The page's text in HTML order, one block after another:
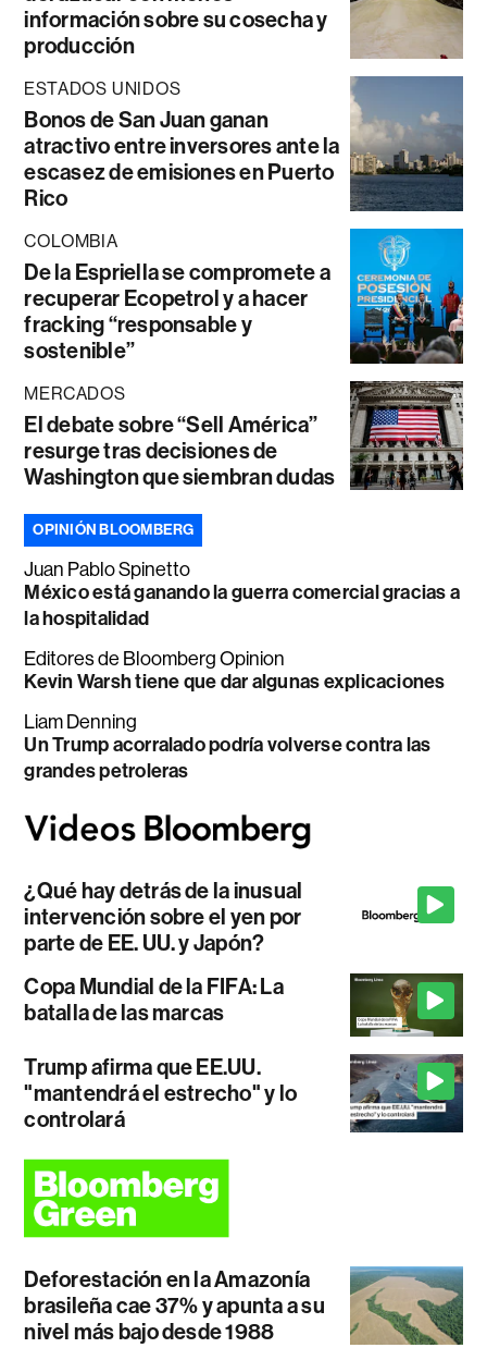
información sobre su cosecha y
producción
ESTADOS UNIDOS
Bonos de San Juan ganan
atractivo entre inversores ante la
escasez de emisiones en Puerto
Rico
COLOMBIA
De la Espriella se compromete a
recuperar Ecopetrol y a hacer
fracking “responsable y
sostenible”
MERCADOS
El debate sobre “Sell América”
resurge tras decisiones de
Washington que siembran dudas
OPINIÓN BLOOMBERG
Juan Pablo Spinetto
México está ganando la guerra comercial gracias a
la hospitalidad
Editores de Bloomberg Opinion
Kevin Warsh tiene que dar algunas explicaciones
Liam Denning
Un Trump acorralado podría volverse contra las
grandes petroleras
¿Qué hay detrás de la inusual
intervención sobre el yen por
parte de EE. UU. y Japón?
Copa Mundial de la FIFA: La
batalla de las marcas
Trump afirma que EE.UU.
"mantendrá el estrecho" y lo
controlará
Deforestación en la Amazonía
brasileña cae 37% y apunta a su
nivel más bajo desde 1988